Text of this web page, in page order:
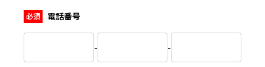
電話番号
- -